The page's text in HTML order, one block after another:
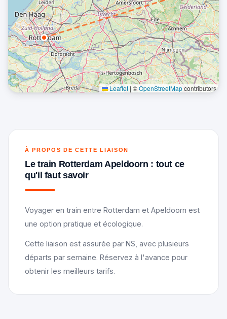
Leaflet | ©OpenStreetMapcontributors
À PROPOS DE CETTE LIAISON
Le train Rotterdam Apeldoorn : tout ce
qu'il faut savoir
Voyager en train entre Rotterdam et Apeldoorn est
une option pratique et écologique.
Cette liaison est assurée par NS, avec plusieurs
départs par semaine. Réservez à l'avance pour
obtenir les meilleurs tarifs.